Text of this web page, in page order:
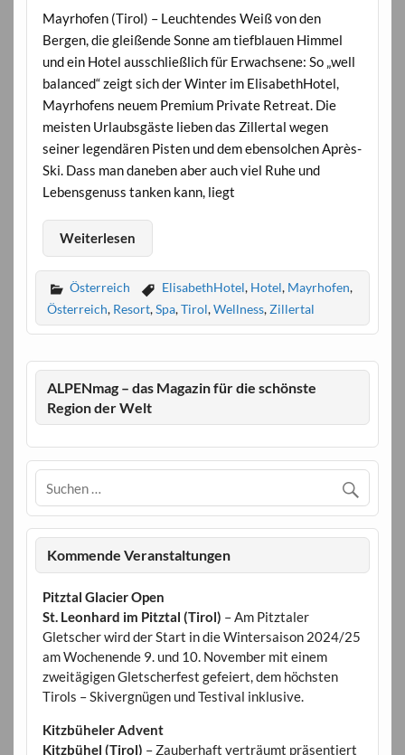
Mayrhofen (Tirol) – Leuchtendes Weiß von den
Bergen, die gleißende Sonne am tiefblauen Himmel
und ein Hotel ausschließlich für Erwachsene: So „well
balanced“ zeigt sich der Winter im ElisabethHotel,
Mayrhofens neuem Premium Private Retreat. Die
meisten Urlaubsgäste lieben das Zillertal wegen
seiner legendären Pisten und dem ebensolchen Après-
Ski. Dass man daneben aber auch viel Ruhe und
Lebensgenuss tanken kann, liegt
Weiterlesen
Österreich ElisabethHotel, Hotel, Mayrhofen,
Österreich, Resort,Spa,Tirol,Wellness,Zillertal
ALPENmag – das Magazin für die schönste
Region der Welt
Kommende Veranstaltungen
Pitztal Glacier Open
St. Leonhard im Pitztal (Tirol) – Am Pitztaler
Gletscher wird der Start in die Wintersaison 2024/25
am Wochenende 9. und 10. November mit einem
zweitägigen Gletscherfest gefeiert, dem höchsten
Tirols – Skivergnügen und Testival inklusive.
Kitzbüheler Advent
Kitzbühel (Tirol) – Zauberhaft verträumt präsentiert